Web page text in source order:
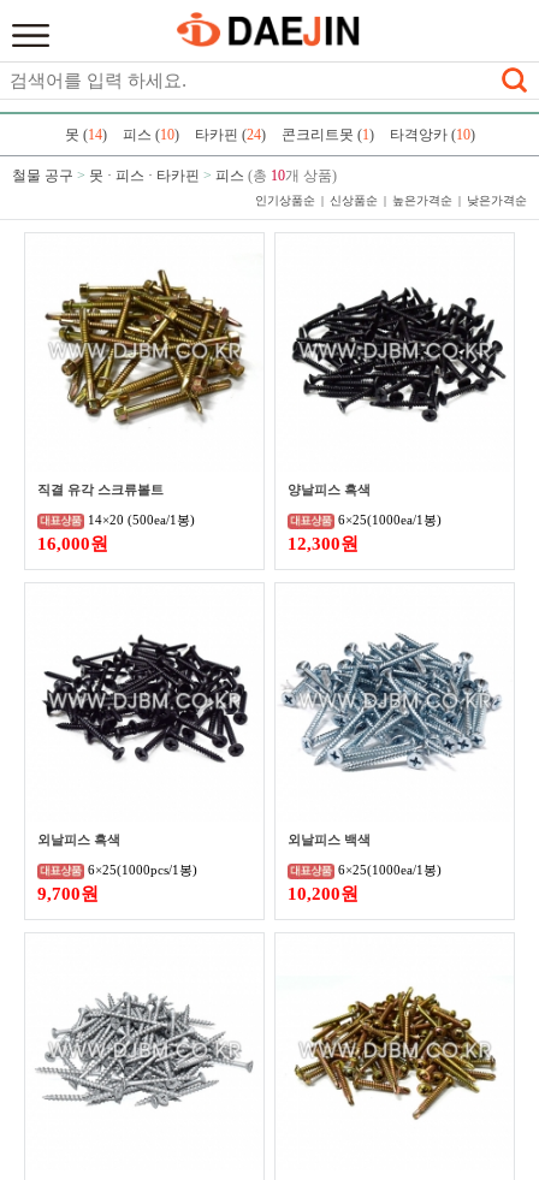
못 (14) 피스 (10) 타카핀 (24) 콘크리트못 (1) 타격앙카 (10)
철물 공구 > 못 · 피스 · 타카핀 > 피스 (총 10개 상품)
인기상품순 신상품순 높은가격순 낮은가격순
직결 유각 스크류볼트
14×20 (500ea/1봉)
16,000원
양날피스 흑색
6×25(1000ea/1봉)
12,300원
외날피스 흑색
6×25(1000pcs/1봉)
9,700원
외날피스 백색
6×25(1000ea/1봉)
10,200원